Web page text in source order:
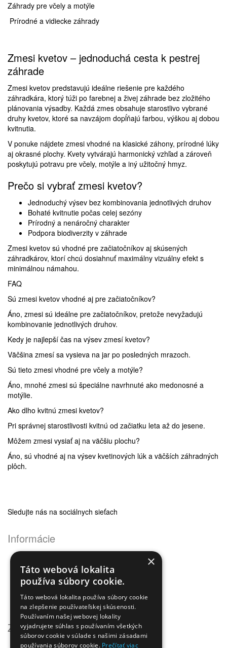
Záhrady pre včely a motýle
Prírodné a vidiecke záhrady
Zmesi kvetov – jednoduchá cesta k pestrej
záhrade
Zmesi kvetov predstavujú ideálne riešenie pre každého
záhradkára, ktorý túži po farebnej a živej záhrade bez zložitého
plánovania výsadby. Každá zmes obsahuje starostlivo vybrané
druhy kvetov, ktoré sa navzájom dopĺňajú farbou, výškou aj dobou
kvitnutia.
V ponuke nájdete zmesi vhodné na klasické záhony, prírodné lúky
aj okrasné plochy. Kvety vytvárajú harmonický vzhľad a zároveň
poskytujú potravu pre včely, motýle a iný užitočný hmyz.
Prečo si vybrať zmesi kvetov?
Jednoduchý výsev bez kombinovania jednotlivých druhov
Bohaté kvitnutie počas celej sezóny
Prírodný a nenáročný charakter
Podpora biodiverzity v záhrade
Zmesi kvetov sú vhodné pre začiatočníkov aj skúsených
záhradkárov, ktorí chcú dosiahnuť maximálny vizuálny efekt s
minimálnou námahou.
FAQ
Sú zmesi kvetov vhodné aj pre začiatočníkov?
Áno, zmesi sú ideálne pre začiatočníkov, pretože nevyžadujú
kombinovanie jednotlivých druhov.
Kedy je najlepší čas na výsev zmesí kvetov?
Väčšina zmesí sa vysieva na jar po posledných mrazoch.
Sú tieto zmesi vhodné pre včely a motýle?
Áno, mnohé zmesi sú špeciálne navrhnuté ako medonosné a
motýlie.
Ako dlho kvitnú zmesi kvetov?
Pri správnej starostlivosti kvitnú od začiatku leta až do jesene.
Môžem zmesi vysiať aj na väčšiu plochu?
Áno, sú vhodné aj na výsev kvetinových lúk a väčších záhradných
plôch.
Sledujte nás na sociálnych sieťach
Informácie
Ochrana osobných údajov
Odstúpenie od zmluvy
Reklamačný poriadok
Doprava a platba
Newsletter - ochrana osobných údajov
Zákaznícky servis
Kontaktujte nás
×
Táto webová lokalita
používa súbory cookie.
Táto webová lokalita používa súbory cookie
na zlepšenie používateľskej skúsenosti.
Používaním našej webovej lokality
vyjadrujete súhlas s používaním všetkých
súborov cookie v súlade s našimi zásadami
používania súborov cookie. Prečítať viac